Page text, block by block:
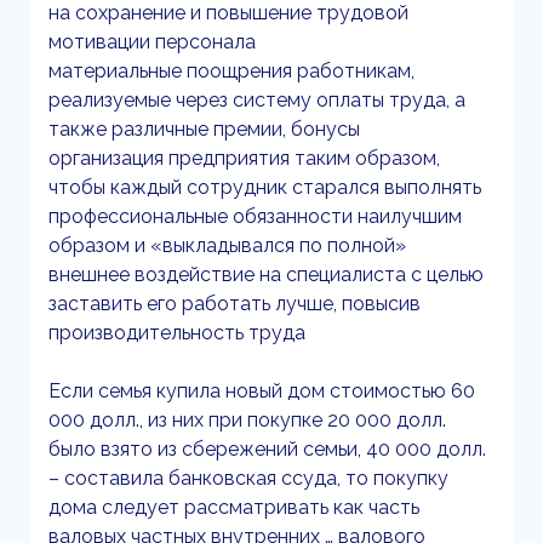
на сохранение и повышение трудовой
мотивации персонала
материальные поощрения работникам,
реализуемые через систему оплаты труда, а
также различные премии, бонусы
организация предприятия таким образом,
чтобы каждый сотрудник старался выполнять
профессиональные обязанности наилучшим
образом и «выкладывался по полной»
внешнее воздействие на специалиста с целью
заставить его работать лучше, повысив
производительность труда
Если семья купила новый дом стоимостью 60
000 долл., из них при покупке 20 000 долл.
было взято из сбережений семьи, 40 000 долл.
– составила банковская ссуда, то покупку
дома следует рассматривать как часть
валовых частных внутренних … валового